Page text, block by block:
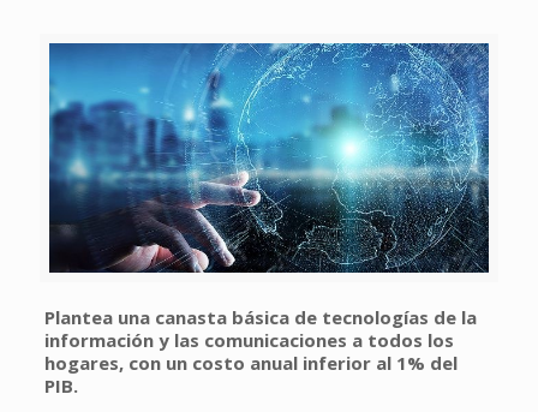
Plantea una canasta básica de tecnologías de la
información y las comunicaciones a todos los
hogares, con un costo anual inferior al 1% del
PIB.